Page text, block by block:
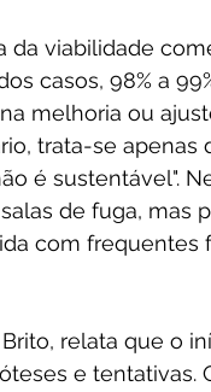
viabilidade
casos, 98% a
melhoria ou
trata-se
é sustentável".
de fuga, mas
com
relata que o
e tentativas.